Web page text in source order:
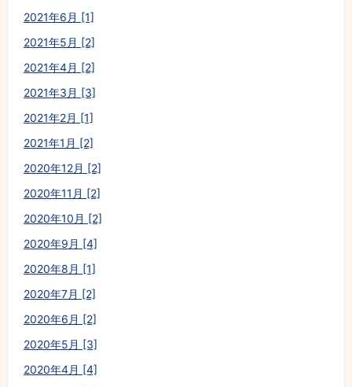
2021年6月 [1]
2021年5月 [2]
2021年4月 [2]
2021年3月 [3]
2021年2月 [1]
2021年1月 [2]
2020年12月 [2]
2020年11月 [2]
2020年10月 [2]
2020年9月 [4]
2020年8月 [1]
2020年7月 [2]
2020年6月 [2]
2020年5月 [3]
2020年4月 [4]